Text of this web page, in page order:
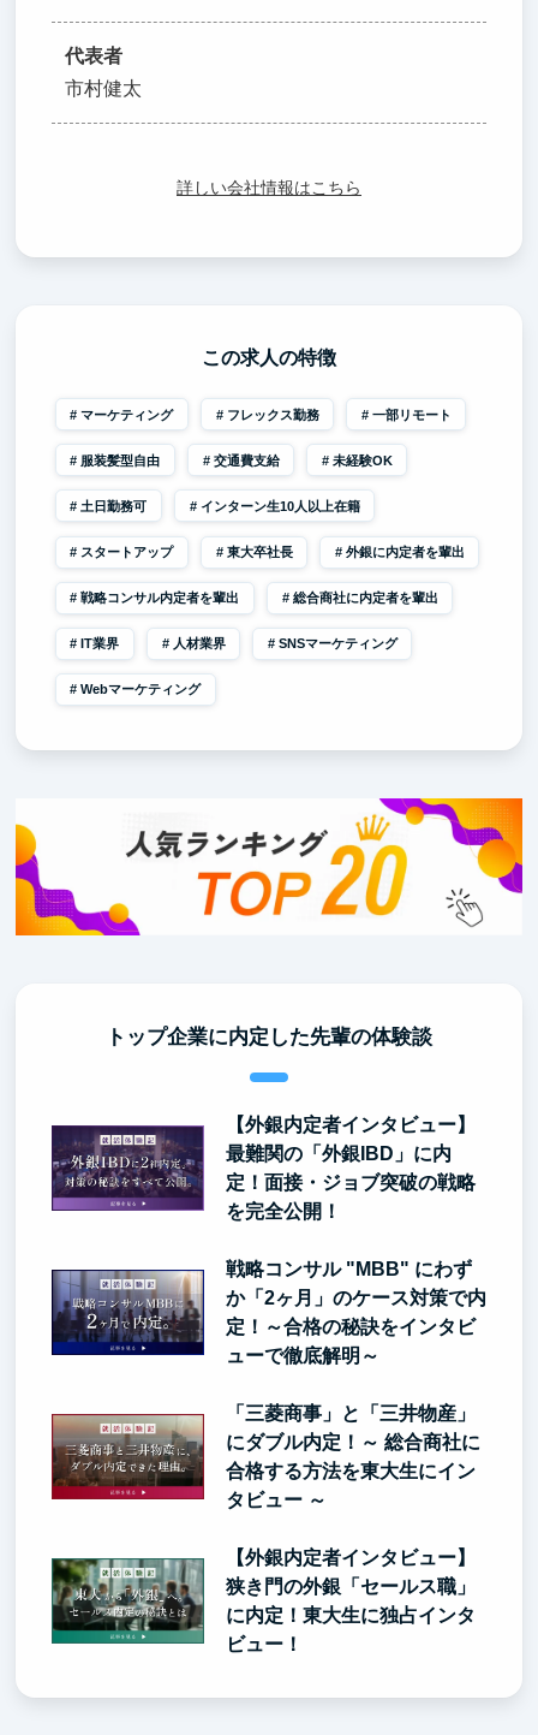
代表者
市村健太
詳しい会社情報はこちら
この求人の特徴
マーケティング フレックス勤務 一部リモート
服装髪型自由 交通費支給 未経験OK
土日勤務可 インターン生10人以上在籍
スタートアップ 東大卒社長 外銀に内定者を輩出
戦略コンサル内定者を輩出 総合商社に内定者を輩出
IT業界 人材業界 SNSマーケティング
Webマーケティング
トップ企業に内定した先輩の体験談
【外銀内定者インタビュー】
最難関の「外銀IBD」に内
定！面接・ジョブ突破の戦略
を完全公開！
戦略コンサル "MBB" にわず
か「2ヶ月」のケース対策で内
定！～合格の秘訣をインタビ
ューで徹底解明～
「三菱商事」と「三井物産」
にダブル内定！～ 総合商社に
合格する方法を東大生にイン
タビュー ～
【外銀内定者インタビュー】
狭き門の外銀「セールス職」
に内定！東大生に独占インタ
ビュー！